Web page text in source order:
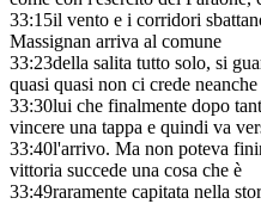
33:15il vento e i corridori
Massignan arriva al comune
33:23della salita tutto solo, si
quasi quasi non ci crede neanche
33:30lui che finalmente dopo
vincere una tappa e quindi va
33:40l'arrivo. Ma non poteva
vittoria succede una cosa che è
33:49raramente capitata nella